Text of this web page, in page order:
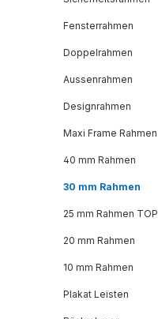
Fensterrahmen
Doppelrahmen
Aussenrahmen
Designrahmen
Maxi Frame Rahmen
40 mm Rahmen
30 mm Rahmen
25 mm Rahmen TOP
20 mm Rahmen
10 mm Rahmen
Plakat Leisten